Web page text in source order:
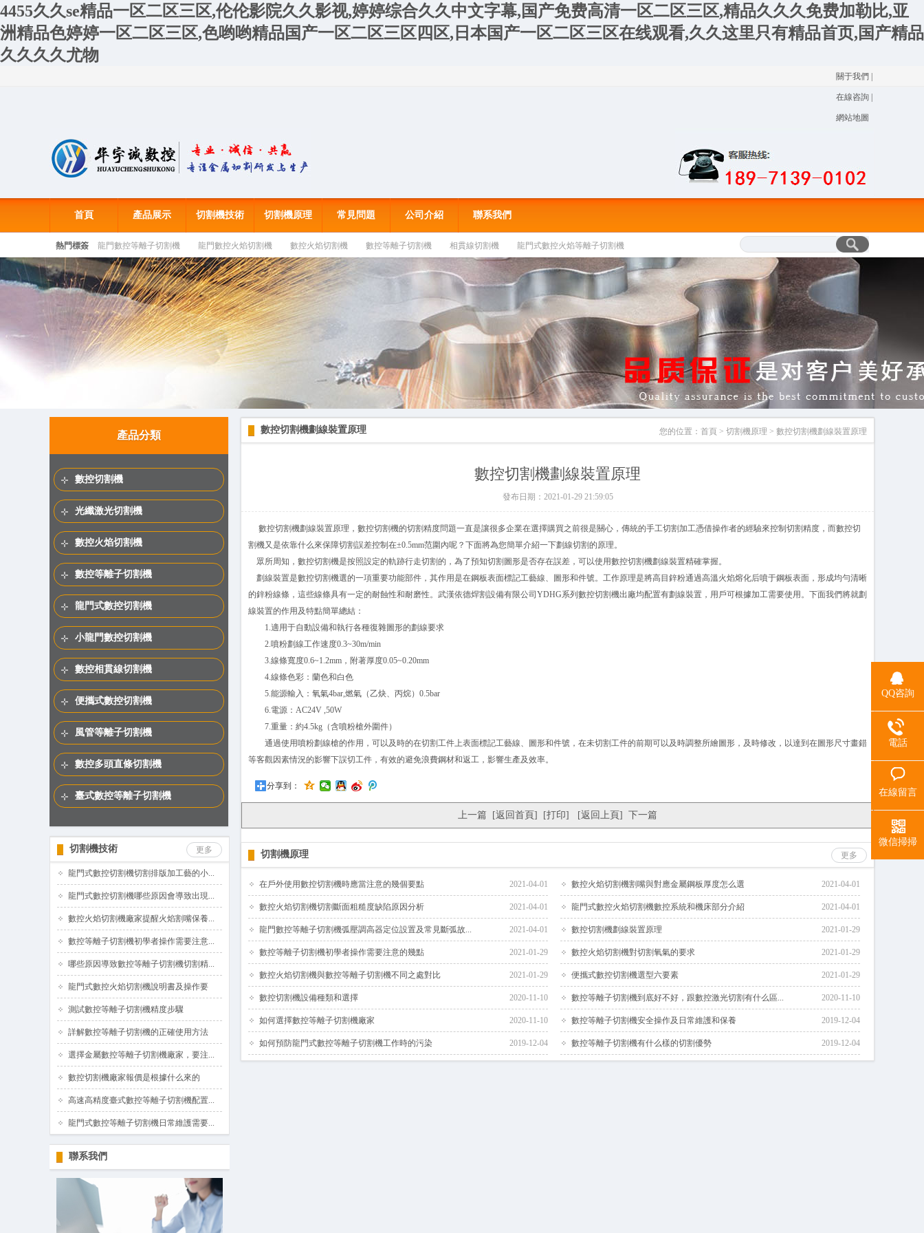
4455久久se精品一区二区三区,伦伦影院久久影视,婷婷综合久久中文字幕,国产免费高清一区二区三区,精品久久久免费加勒比,亚
洲精品色婷婷一区二区三区,色哟哟精品国产一区二区三区四区,日本国产一区二区三区在线观看,久久这里只有精品首页,国产精品
久久久久尤物
關于我們
在線咨詢
網站地圖
首頁 產品展示 切割機技術 切割機原理 常見問題 公司介紹 聯系我們
熱門標簽 龍門數控等離子切割機 龍門數控火焰切割機 數控火焰切割機 數控等離子切割機 相貫線切割機 龍門式數控火焰等離子切割機
產品分類
數控切割機
光纖激光切割機
數控火焰切割機
數控等離子切割機
龍門式數控切割機
小龍門數控切割機
數控相貫線切割機
便攜式數控切割機
風管等離子切割機
數控多頭直條切割機
臺式數控等離子切割機
更多
切割機技術
龍門式數控切割機切割排版加工藝的小...
龍門式數控切割機哪些原因會導致出現...
數控火焰切割機廠家提醒火焰割嘴保養...
數控等離子切割機初學者操作需要注意...
哪些原因導致數控等離子切割機切割精...
龍門式數控火焰切割機說明書及操作要
測試數控等離子切割機精度步驟
詳解數控等離子切割機的正確使用方法
選擇金屬數控等離子切割機廠家，要注...
數控切割機廠家報價是根據什么來的
高速高精度臺式數控等離子切割機配置...
龍門式數控等離子切割機日常維護需要...
聯系我們
您的位置： 首頁 > 切割機原理 > 數控切割機劃線裝置原理
數控切割機劃線裝置原理
數控切割機劃線裝置原理
發布日期：2021-01-29 21:59:05
數控切割機劃線裝置原理，數控切割機的切割精度問題一直是讓很多企業在選擇購買之前很是關心，傳統的手工切割加工憑借操作者的經驗來控制切割精度，而數控切
割機又是依靠什么來保障切割誤差控制在±0.5mm范圍內呢？下面將為您簡單介紹一下劃線切割的原理。
眾所周知，數控切割機是按照設定的軌跡行走切割的，為了預知切割圖形是否存在誤差，可以使用數控切割機劃線裝置精確掌握。
劃線裝置是數控切割機選的一項重要功能部件，其作用是在鋼板表面標記工藝線、圖形和件號。工作原理是將高目鋅粉通過高溫火焰熔化后噴于鋼板表面，形成均勻清晰
的鋅粉線條，這些線條具有一定的耐蝕性和耐磨性。武漢依德焊割設備有限公司YDHG系列數控切割機出廠均配置有劃線裝置，用戶可根據加工需要使用。下面我們將就劃
線裝置的作用及特點簡單總結：
1.適用于自動設備和執行各種復雜圖形的劃線要求
2.噴粉劃線工作速度0.3~30m/min
3.線條寬度0.6~1.2mm，附著厚度0.05~0.20mm
4.線條色彩：蘭色和白色
5.能源輸入：氧氣4bar,燃氣（乙炔、丙烷）0.5bar
6.電源：AC24V ,50W
7.重量：約4.5kg（含噴粉槍外圍件）
通過使用噴粉劃線槍的作用，可以及時的在切割工件上表面標記工藝線、圖形和件號，在未切割工件的前期可以及時調整所繪圖形，及時修改，以達到在圖形尺寸畫錯
等客觀因素情況的影響下誤切工件，有效的避免浪費鋼材和返工，影響生產及效率。
分享到：
上一篇 [返回首頁] [打印] [返回上頁] 下一篇
更多
切割機原理
2021-04-01
在戶外使用數控切割機時應當注意的幾個要點 2021-04-01
數控火焰切割機割嘴與對應金屬鋼板厚度怎么選
2021-04-01
數控火焰切割機切割斷面粗糙度缺陷原因分析 2021-04-01
龍門式數控火焰切割機數控系統和機床部分介紹
2021-04-01
龍門數控等離子切割機弧壓調高器定位設置及常見斷弧故... 2021-01-29
數控切割機劃線裝置原理
2021-01-29
數控等離子切割機初學者操作需要注意的幾點 2021-01-29
數控火焰切割機對切割氧氣的要求
2021-01-29
數控火焰切割機與數控等離子切割機不同之處對比 2021-01-29
便攜式數控切割機選型六要素
2020-11-10
數控切割機設備種類和選擇 2020-11-10
數控等離子切割機到底好不好，跟數控激光切割有什么區...
2020-11-10
如何選擇數控等離子切割機廠家 2019-12-04
數控等離子切割機安全操作及日常維護和保養
2019-12-04
如何預防龍門式數控等離子切割機工作時的污染 2019-12-04
數控等離子切割機有什么樣的切割優勢
QQ咨詢
電話
在線留言
微信掃掃